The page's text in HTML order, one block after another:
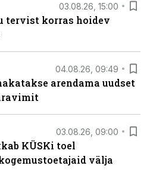
03.08.26, 15:00
tervist korras hoidev
04.08.26, 09:49
arendama uudset
03.08.26, 09:00
KÜSKi toel
välja